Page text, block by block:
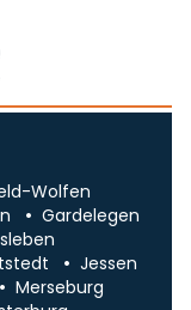
Wolfen
Gardelegen
Jessen
Merseburg